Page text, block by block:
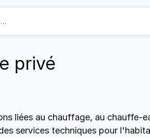
privé
liées au chauffage, au chauffe-
services techniques pour